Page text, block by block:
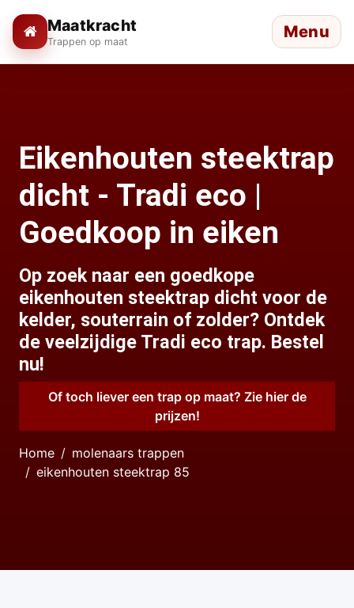
Maatkracht
Trappen op maat Menu
Eikenhouten steektrap
dicht - Tradi eco |
Goedkoop in eiken
Op zoek naar een goedkope
eikenhouten steektrap dicht voor de
kelder, souterrain of zolder? Ontdek
de veelzijdige Tradi eco trap. Bestel
nu!
Of toch liever een trap op maat? Zie hier de
prijzen!
Home
molenaars trappen
eikenhouten steektrap 85